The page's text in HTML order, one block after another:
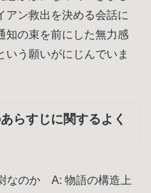
アン救出を決める会話に
知の束を前にした無力感
いう願いがにじんでいま
らすじに関するよく
なのか A: 物語の構造上